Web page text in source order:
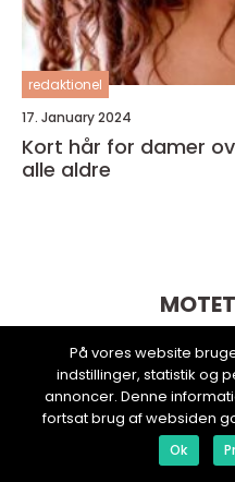
redaktionel
17. January 2024
Kort hår for damer over 50 Stil og
alle aldre
På vores website
indstillinger, statistik og
annoncer. Denne
fortsat brug af websiden
Ok